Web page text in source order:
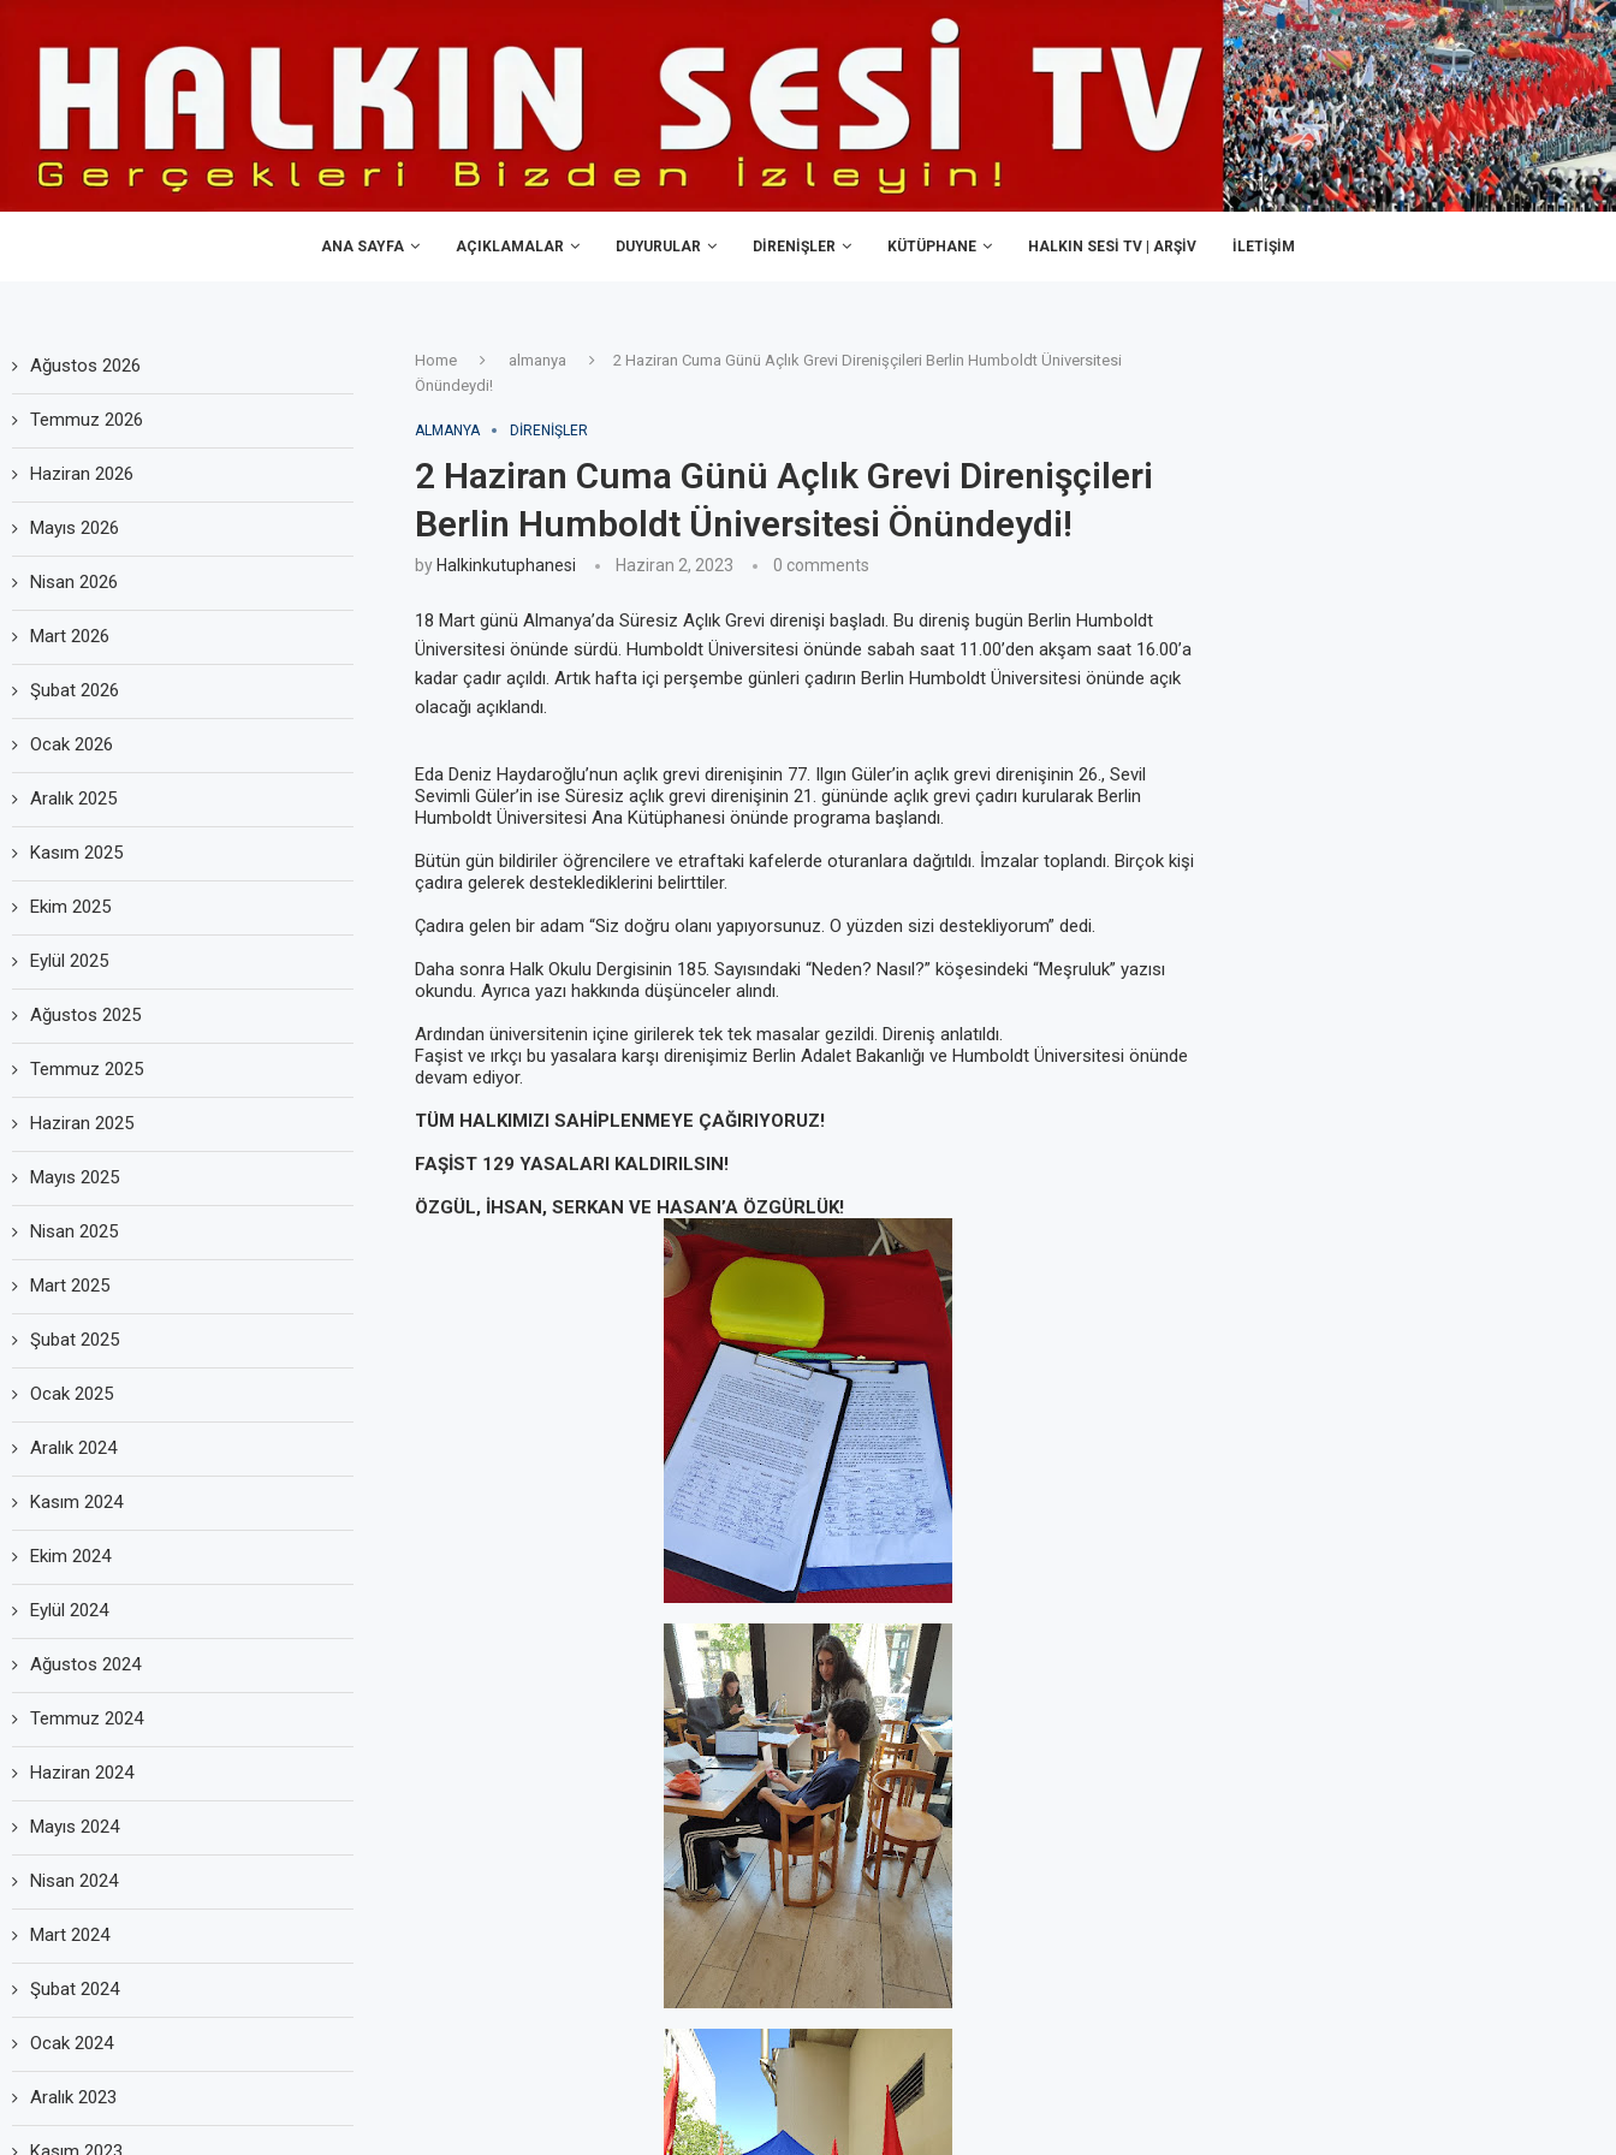
ANA SAYFA AÇIKLAMALAR DUYURULAR DIRENIŞLER KÜTÜPHANE HALKIN SESI TV | ARŞİV İLETIŞIM
Home almanya
2 Haziran Cuma Günü Açlık Grevi Direnişçileri Berlin Humboldt Üniversitesi
Önündeydi!
ALMANYA DIRENIŞLER
2 Haziran Cuma Günü Açlık Grevi Direnişçileri
Berlin Humboldt Üniversitesi Önündeydi!
byHalkinkutuphanesi Haziran 2, 2023 0 comments
18 Mart günü Almanya’da Süresiz Açlık Grevi direnişi başladı. Bu direniş bugün Berlin Humboldt
Üniversitesi önünde sürdü. Humboldt Üniversitesi önünde sabah saat 11.00’den akşam saat 16.00’a
kadar çadır açıldı. Artık hafta içi perşembe günleri çadırın Berlin Humboldt Üniversitesi önünde açık
olacağı açıklandı.
Eda Deniz Haydaroğlu’nun açlık grevi direnişinin 77. Ilgın Güler’in açlık grevi direnişinin 26., Sevil
Sevimli Güler’in ise Süresiz açlık grevi direnişinin 21. gününde açlık grevi çadırı kurularak Berlin
Humboldt Üniversitesi Ana Kütüphanesi önünde programa başlandı.
Bütün gün bildiriler öğrencilere ve etraftaki kafelerde oturanlara dağıtıldı. İmzalar toplandı. Birçok kişi
çadıra gelerek desteklediklerini belirttiler.
Çadıra gelen bir adam “Siz doğru olanı yapıyorsunuz. O yüzden sizi destekliyorum” dedi.
Daha sonra Halk Okulu Dergisinin 185. Sayısındaki “Neden? Nasıl?” köşesindeki “Meşruluk” yazısı
okundu. Ayrıca yazı hakkında düşünceler alındı.
Ardından üniversitenin içine girilerek tek tek masalar gezildi. Direniş anlatıldı.
Faşist ve ırkçı bu yasalara karşı direnişimiz Berlin Adalet Bakanlığı ve Humboldt Üniversitesi önünde
devam ediyor.
TÜM HALKIMIZI SAHİPLENMEYE ÇAĞIRIYORUZ!
FAŞİST 129 YASALARI KALDIRILSIN!
ÖZGÜL, İHSAN, SERKAN VE HASAN’A ÖZGÜRLÜK!
Ağustos 2026
Temmuz 2026
Haziran 2026
Mayıs 2026
Nisan 2026
Mart 2026
Şubat 2026
Ocak 2026
Aralık 2025
Kasım 2025
Ekim 2025
Eylül 2025
Ağustos 2025
Temmuz 2025
Haziran 2025
Mayıs 2025
Nisan 2025
Mart 2025
Şubat 2025
Ocak 2025
Aralık 2024
Kasım 2024
Ekim 2024
Eylül 2024
Ağustos 2024
Temmuz 2024
Haziran 2024
Mayıs 2024
Nisan 2024
Mart 2024
Şubat 2024
Ocak 2024
Aralık 2023